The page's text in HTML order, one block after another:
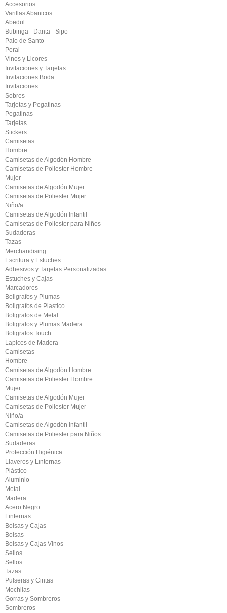
Accesorios
Varillas Abanicos
Abedul
Bubinga - Danta - Sipo
Palo de Santo
Peral
Vinos y Licores
Invitaciones y Tarjetas
Invitaciones Boda
Invitaciones
Sobres
Tarjetas y Pegatinas
Pegatinas
Tarjetas
Stickers
Camisetas
Hombre
Camisetas de Algodón Hombre
Camisetas de Poliester Hombre
Mujer
Camisetas de Algodón Mujer
Camisetas de Poliester Mujer
Niño/a
Camisetas de Algodón Infantil
Camisetas de Poliester para Niños
Sudaderas
Tazas
Merchandising
Escritura y Estuches
Adhesivos y Tarjetas Personalizadas
Estuches y Cajas
Marcadores
Boligrafos y Plumas
Boligrafos de Plastico
Boligrafos de Metal
Boligrafos y Plumas Madera
Boligrafos Touch
Lapices de Madera
Camisetas
Hombre
Camisetas de Algodón Hombre
Camisetas de Poliester Hombre
Mujer
Camisetas de Algodón Mujer
Camisetas de Poliester Mujer
Niño/a
Camisetas de Algodón Infantil
Camisetas de Poliester para Niños
Sudaderas
Protección Higiénica
Llaveros y Linternas
Plástico
Aluminio
Metal
Madera
Acero Negro
Linternas
Bolsas y Cajas
Bolsas
Bolsas y Cajas Vinos
Sellos
Sellos
Tazas
Pulseras y Cintas
Mochilas
Gorras y Sombreros
Sombreros